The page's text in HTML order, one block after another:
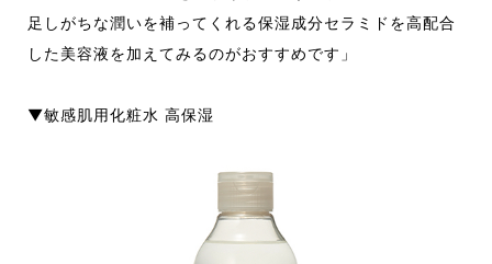
足しがちな潤いを補ってくれる保湿成分セラミドを高配合
した美容液を加えてみるのがおすすめです」
▼敏感肌用化粧水 高保湿